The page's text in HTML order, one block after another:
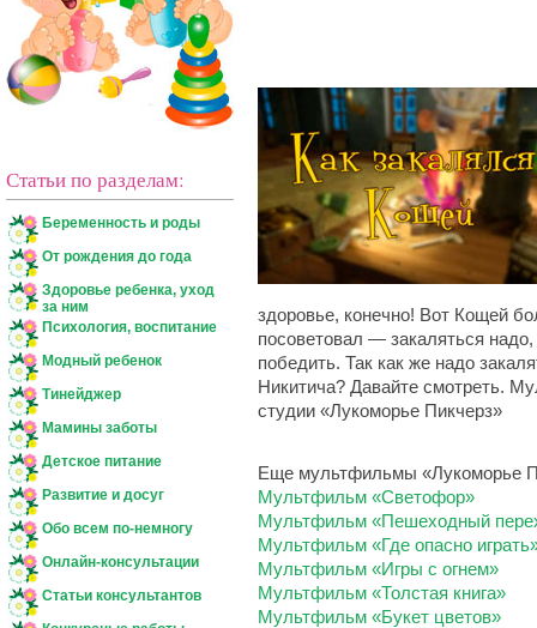
Статьи по разделам:
Беременность и роды
От рождения до года
Здоровье ребенка, уход
за ним
Психология, воспитание
Модный ребенок
Тинейджер
Мамины заботы
Детское питание
Развитие и досуг
Обо всем по-немногу
Онлайн-консультации
Статьи консультантов
здоровье, конечно! Вот Кощей
посоветовал — закаляться
победить. Так как же надо
Никитича? Давайте смотреть.
студии «Лукоморье Пикчерз»
Еще мультфильмы «Лукоморье
Мультфильм «Светофор»
Мультфильм «Пешеходный
Мультфильм «Где опасно
Мультфильм «Игры с огнем»
Мультфильм «Толстая книга»
Мультфильм «Букет цветов»